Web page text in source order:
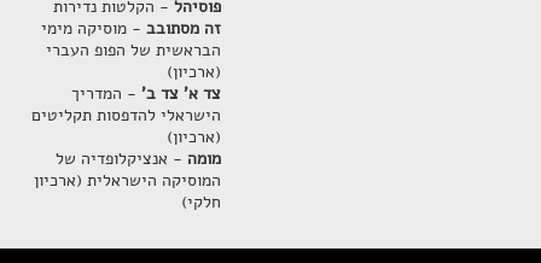
פוסיהל- הקלטות נדירות
זה מסתובב- מוסיקה מימי
הבראשית של הפופ העברי
(ארכיון)
צד א' צד ב'- המדריך
הישראלי להדפסות תקליטים
(ארכיון)
מומה - אנציקלופדיה של
המוסיקה הישראלית (ארכיון
חלקי)